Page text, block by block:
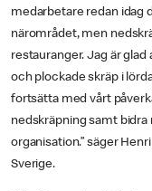
medarbetare redan idag
närområdet, men
restauranger. Jag är
och plockade skräp i
fortsätta med vårt
nedskräpning samt
organisation.” säger
Sverige.